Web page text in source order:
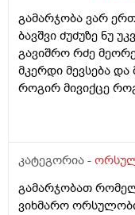
გამარჯობა ვარ
ბავშვი ძუძუზე ნუ
გავიშრო რძე
მკერდი მევსება და
როგირ მივიქცე
კატეგორია -
გამარჯობათ
ვიხმარო